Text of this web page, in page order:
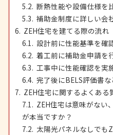
断熱性能や設備仕様を
補助金制度に詳しい会
ZEH住宅を建てる際の流れ
設計前に性能基準を確
着工前に補助金申請を
工事中に性能確認を実
完了後にBELS評価書
ZEH住宅に関するよくある
ZEH住宅は意味がない
が本当ですか？
太陽光パネルなしでも